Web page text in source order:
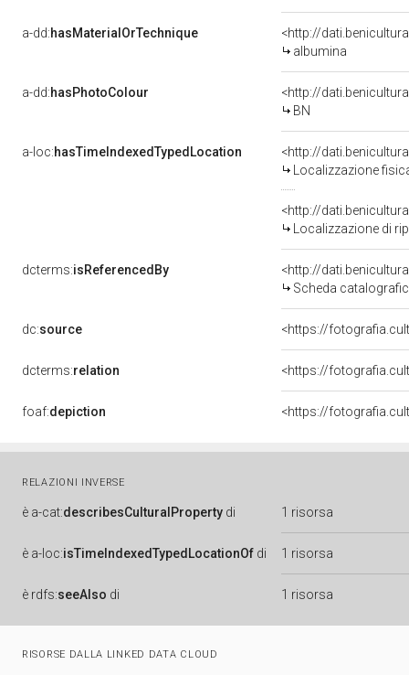
a-dd:hasMaterialOrTechnique
<http://
albumina
a-dd:hasPhotoColour
<http://
BN
a-loc:hasTimeIndexedTypedLocation
Localizzazione
<http://
Localizzazione di
dcterms:isReferencedBy
<http://
Scheda
dc:source <https://
dcterms:relation <https://
foaf:depiction
RELAZIONI INVERSE
è a-cat:describesCulturalProperty di 1 risorsa
è a-loc:isTimeIndexedTypedLocationOf di 1 risorsa
è rdfs:seeAlso di 1 risorsa
RISORSE DALLA LINKED DATA CLOUD